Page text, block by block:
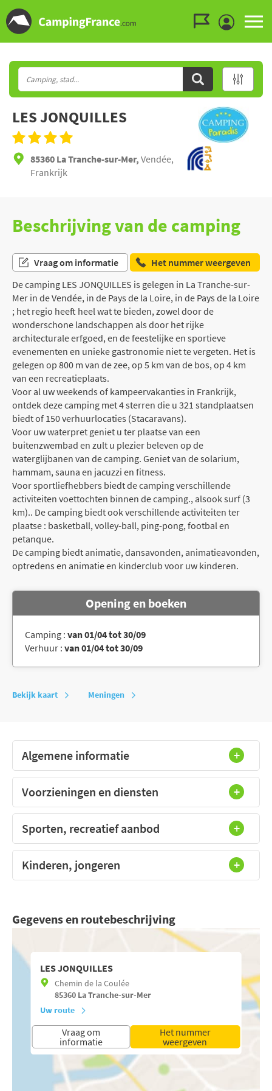
LES JONQUILLES
85360 La Tranche-sur-Mer, Vendée,
Frankrijk
Beschrijving van de camping
Vraag om informatie
Het nummer weergeven
De camping LES JONQUILLES is gelegen in La Tranche-sur-
Mer in de Vendée, in de Pays de la Loire, in de Pays de la Loire
; het regio heeft heel wat te bieden, zowel door de
wonderschone landschappen als door het rijke
architecturale erfgoed, en de feestelijke en sportieve
evenementen en unieke gastronomie niet te vergeten. Het is
gelegen op 800 m van de zee, op 5 km van de bos, op 4 km
van een recreatieplaats.
Voor al uw weekends of kampeervakanties in Frankrijk,
ontdek deze camping met 4 sterren die u 321 standplaatsen
biedt of 150 verhuurlocaties (Stacaravans).
Voor uw waterpret geniet u ter plaatse van een
buitenzwembad en zult u plezier beleven op de
waterglijbanen van de camping. Geniet van de solarium,
hammam, sauna en jacuzzi en fitness.
Voor sportliefhebbers biedt de camping verschillende
activiteiten voettochten binnen de camping., alsook surf (3
km).. De camping biedt ook verschillende activiteiten ter
plaatse : basketball, volley-ball, ping-pong, footbal en
petanque.
De camping biedt animatie, dansavonden, animatieavonden,
optredens en animatie en kinderclub voor uw kinderen.
Opening en boeken
Camping : van 01/04 tot 30/09
Verhuur : van 01/04 tot 30/09
Bekijk kaart Meningen
Algemene informatie
Voorzieningen en diensten
Sporten, recreatief aanbod
Kinderen, jongeren
Gegevens en routebeschrijving
LES JONQUILLES
Chemin de la Coulée
85360 La Tranche-sur-Mer
Uw route
Vraag om
informatie
Het nummer
weergeven